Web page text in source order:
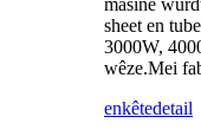
sheet en
3000W,
wêze.Mei
enkêtedetail